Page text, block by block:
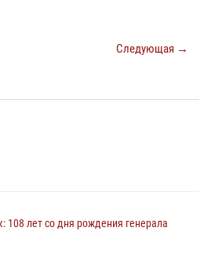
Следующая →
108 лет со дня рождения генерала